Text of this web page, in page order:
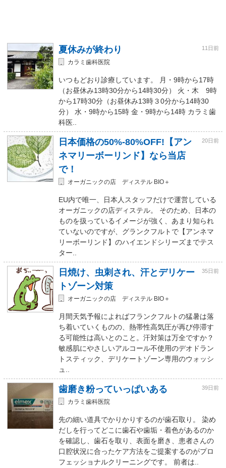
夏休みが終わり 11日前
カラミ歯科医院
いつもどおり診療しています。 月・9時から17時
（お昼休み13時30分から14時30分） 火・木 9時
から17時30分（お昼休み13時３0分から14時30
分） 水・9時から15時 金・9時から14時 カラミ歯
科医..
日本価格の50%-80%OFF!【アン
ネマリーボーリンド】なら当店
で！
20日前
オーガニックの店 ディステル BIO＋
EU内で唯一、日本人スタッフだけで運営している
オーガニックの店ディステル。 そのため、日本の
ものを扱っているイメージが強く、あまり知られ
ていないのですが、グランクフルトで【アンネマ
リーボーリンド】のハイエンドシリーズまでテス
ター..
日焼け、虫刺され、汗とデリケー
トゾーン対策
35日前
オーガニックの店 ディステル BIO＋
月間天気予報によればフランクフルトの猛暑は落
ち着いていくものの、熱帯性高気圧が再び停滞す
る可能性は高いとのこと。汗対策は万全ですか？
敏感肌にやさしいアルコール不使用のデオドラン
トスティック、デリケートゾーン専用のウォッシ
ュ..
歯磨き粉っていっぱいある 39日前
カラミ歯科医院
先の細い道具でかりかりするのが歯石取り。 染め
だしを行ってどこに歯石や歯垢・着色があるのか
を確認し、歯石を取り、表面を磨き、患者さんの
口腔状況に合ったケア方法をご提案するのがプロ
フェッショナルクリーニングです。 前者は..